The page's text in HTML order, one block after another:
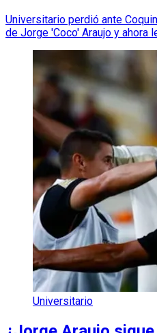
Universitario perdió ante
de Jorge 'Coco' Araujo y ahora
Universitario